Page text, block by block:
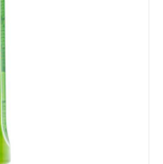
Massage & Pleasure
ml